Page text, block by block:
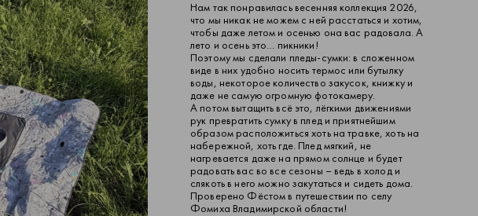
Нам так понравилась весенняя коллекция 2026,
что мы никак не можем с ней расстаться и хотим,
чтобы даже летом и осенью она вас радовала. А
лето и осень это… пикники!
Поэтому мы сделали пледы-сумки: в сложенном
виде в них удобно носить термос или бутылку
воды, некоторое количество закусок, книжку и
даже не самую огромную фотокамеру.
А потом вытащить всё это, лёгкими движениями
рук превратить сумку в плед и приятнейшим
образом расположиться хоть на травке, хоть на
набережной, хоть где. Плед мягкий, не
нагревается даже на прямом солнце и будет
радовать вас во все сезоны – ведь в холод и
слякоть в него можно закутаться и сидеть дома.
Проверено Фёстом в путешествии по селу
Фомиха Владимирской области!